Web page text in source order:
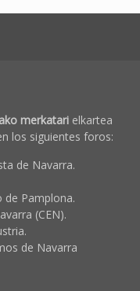
merkatarielkartea
los siguientes foros:
de Navarra.
de Pamplona.
(CEN).
de Navarra